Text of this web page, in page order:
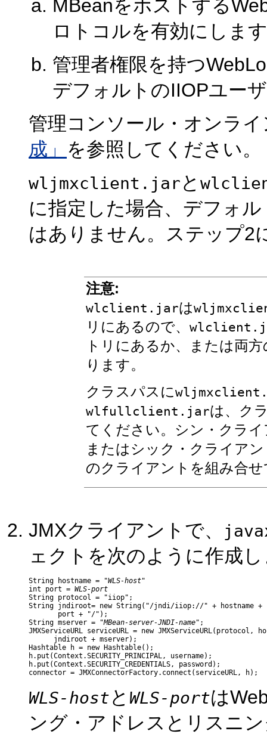
MBeanをホストする
ロトコルを有効にしま
管理者権限を持つ
デフォルトのIIOPユー
管理コンソール・オンラ
成」 を参照してください。
wljmxclient.jarと
に指定した場合、デフォ
はありません。ステップ2
注意:
wlclient.jarは
リにあるので、
トリにあるか、または両
ります。
クラスパスに
wlfullclient.jarは、ク
てください。シン・クラ
またはシック・クライア
のクライアントを組み合
JMXクライアントで、
ェクトを次のように作成
String hostname = "WLS-host"
int port = WLS-port
String protocol = "iiop";
String jndiroot= new String("/jndi/iiop://" + hostname
       port + "/");
String mserver = "MBean-server-JNDI-name";
JMXServiceURL serviceURL = new JMXServiceURL(protocol,
      jndiroot + mserver);
Hashtable h = new Hashtable();
h.put(Context.SECURITY_PRINCIPAL, username);
h.put(Context.SECURITY_CREDENTIALS, password);
WLS-hostと WLS-portは
ング・アドレスとリスニ